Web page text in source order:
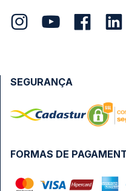
FORMAS DE
SEGURANÇA